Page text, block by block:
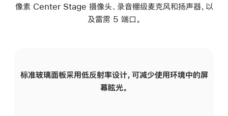
像素 Center Stage 摄像头、录音棚级麦克风和扬声器，以
及雷雳 5 端口。
标准玻璃面板采用低反射率设计，可减少使用环境中的屏
幕眩光。